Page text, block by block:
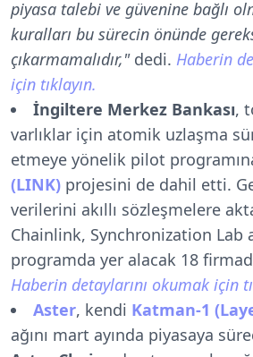
piyasa talebi ve güvenine bağlı
kuralları bu sürecin önünde
çıkarmamalıdır,"dedi. Haberin
için tıklayın.
İngiltere Merkez Bankası,
varlıklar için atomik uzlaşma
etmeye yönelik pilot
(LINK) projesini de dahil etti.
verilerini akıllı sözleşmelere
Chainlink, Synchronization Lab
programda yer alacak 18
Haberin detaylarını okumak için
Aster, kendi Katman-1
ağını mart ayında piyasaya